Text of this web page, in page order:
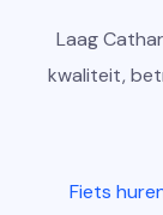
Laag
kwaliteit,
Fiets